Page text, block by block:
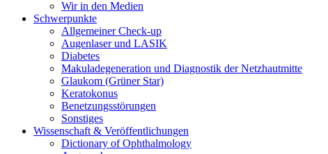
Wir in den Medien
Schwerpunkte
Allgemeiner Check-up
Augenlaser und LASIK
Diabetes
Makuladegeneration und Diagnostik der Netzhautmitte
Glaukom (Grüner Star)
Keratokonus
Benetzungsstörungen
Sonstiges
Wissenschaft & Veröffentlichungen
Dictionary of Ophthalmology